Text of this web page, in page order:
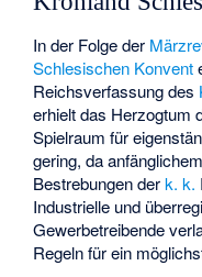
In der Folge der
Schlesischen Konvent
Reichsverfassung des
erhielt das Herzogtum
Spielraum für
gering, da
Bestrebungen derk. k.
Industrielle und
Gewerbetreibende
Regeln für ein